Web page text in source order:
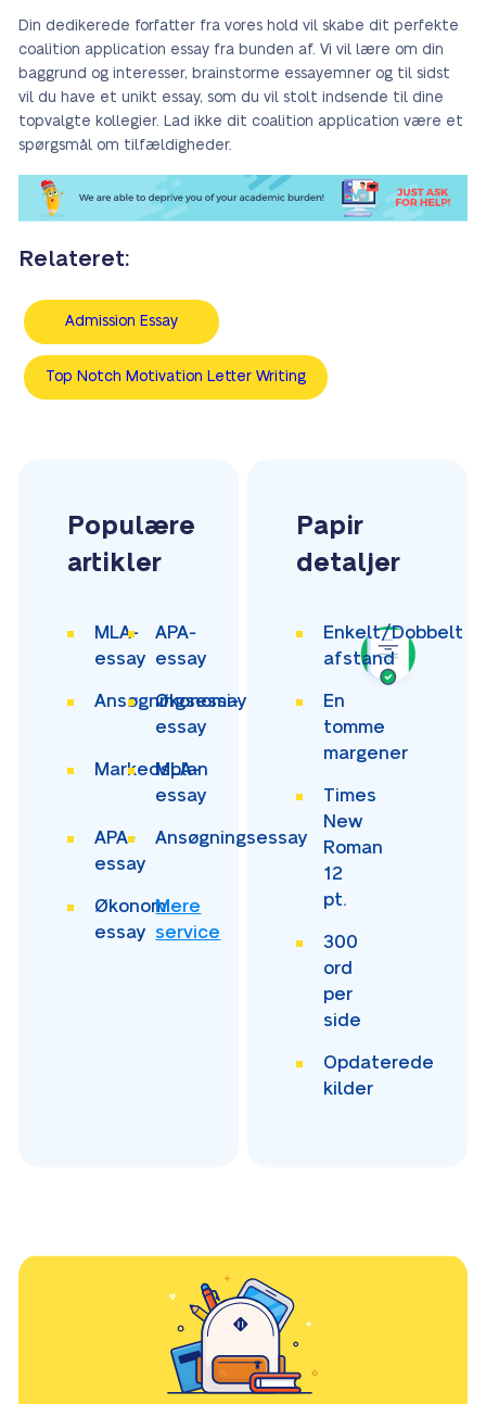
Din dedikerede forfatter fra vores hold vil skabe dit perfekte
coalition application essay fra bunden af. Vi vil lære om din
baggrund og interesser, brainstorme essayemner og til sidst
vil du have et unikt essay, som du vil stolt indsende til dine
topvalgte kollegier. Lad ikke dit coalition application være et
spørgsmål om tilfældigheder.
Relateret:
Admission Essay
Top Notch Motivation Letter Writing
Populære
artikler
MLA-
essay
APA-
essay
Ansøgningsessay
Økonomi-
essay
Markedsplan
MLA-
essay
APA-
essay
Ansøgningsessay
Økonomi-
essay
Mere
service
Papir
detaljer
Enkelt/Dobbelt
afstand
En
tomme
margener
Times
New
Roman
12
pt.
300
ord
per
side
Opdaterede
kilder